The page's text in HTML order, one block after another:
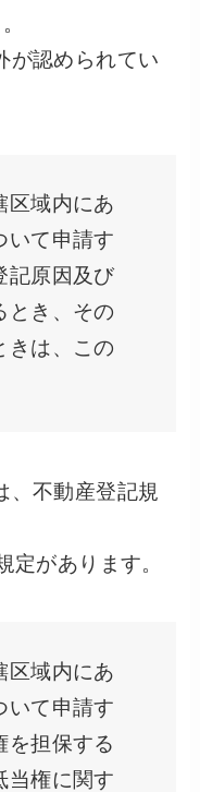
が認められてい
区域内にあ
いて申請す
記原因及び
とき、その
きは、この
、不動産登記規
定があります。
区域内にあ
いて申請す
を担保する
当権に関す